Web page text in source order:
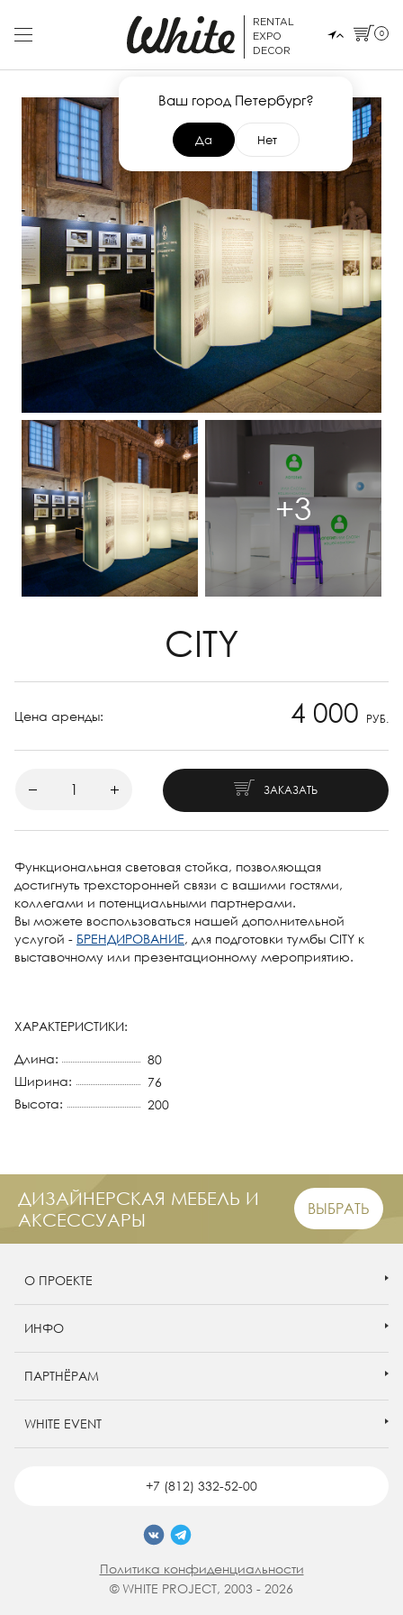
RENTAL
EXPO
DECOR
Ваш город Петербург?
Да Нет
0
+3
CITY
Цена аренды: 4 000 РУБ.
ЗАКАЗАТЬ
Функциональная световая стойка, позволяющая
достигнуть трехсторонней связи с вашими гостями,
коллегами и потенциальными партнерами.
Вы можете воспользоваться нашей дополнительной
услугой - БРЕНДИРОВАНИЕ, для подготовки тумбы CITY к
выставочному или презентационному мероприятию.
ХАРАКТЕРИСТИКИ:
Длина:
80
Ширина:
76
Высота:
200
ДИЗАЙНЕРСКАЯ МЕБЕЛЬ И
АКСЕССУАРЫ
ВЫБРАТЬ
О ПРОЕКТЕ
ИНФО
ПАРТНЁРАМ
WHITE EVENT
+7 (812) 332-52-00
Политика конфиденциальности
© WHITE PROJECT, 2003 - 2026